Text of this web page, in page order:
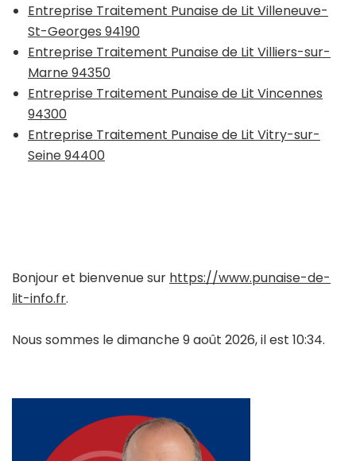
Entreprise Traitement Punaise de Lit Villeneuve-
St-Georges 94190
Entreprise Traitement Punaise de Lit Villiers-sur-
Marne 94350
Entreprise Traitement Punaise de Lit Vincennes
94300
Entreprise Traitement Punaise de Lit Vitry-sur-
Seine 94400
Bonjour et bienvenue sur https://www.punaise-de-
lit-info.fr.
Nous sommes le dimanche 9 août 2026, il est 10:34.